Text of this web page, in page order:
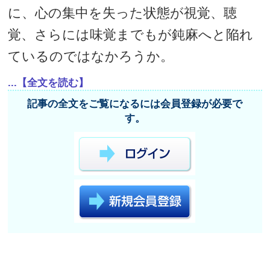
に、心の集中を失った状態が視覚、聴
覚、さらには味覚までもが鈍麻へと陥れ
ているのではなかろうか。
...【全文を読む】
記事の全文をご覧になるには会員登録が必要で
す。